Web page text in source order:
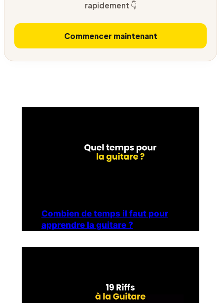
rapidement 👇
Commencer maintenant
Combien de temps il faut pour
apprendre la guitare ?